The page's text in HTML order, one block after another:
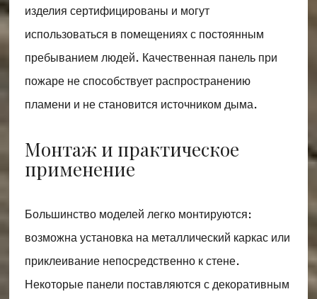
изделия сертифицированы и могут
использоваться в помещениях с постоянным
пребыванием людей. Качественная панель при
пожаре не способствует распространению
пламени и не становится источником дыма.
Монтаж и практическое
применение
Большинство моделей легко монтируются:
возможна установка на металлический каркас или
приклеивание непосредственно к стене.
Некоторые панели поставляются с декоративным